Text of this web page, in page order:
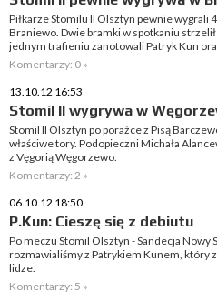
Piłkarze Stomilu II Olsztyn pewnie wygrali
Braniewo. Dwie bramki w spotkaniu
jednym trafieniu zanotowali Patryk Kun
Komentarzy: 0 »
13.10.12 16:53
Stomil II wygrywa w
Stomil II Olsztyn po porażce z Pisą
właściwe tory. Podopieczni Michała
z Vęgorią Węgorzewo.
Komentarzy: 2 »
06.10.12 18:50
P.Kun: Cieszę się z debiutu
Po meczu Stomil Olsztyn - Sandecja Nowy
rozmawialiśmy z Patrykiem Kunem, który
lidze.
Komentarzy: 5 »